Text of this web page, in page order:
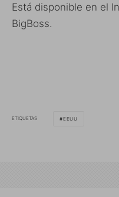
Está disponible en el
BigBoss.
ETIQUETAS EEUU